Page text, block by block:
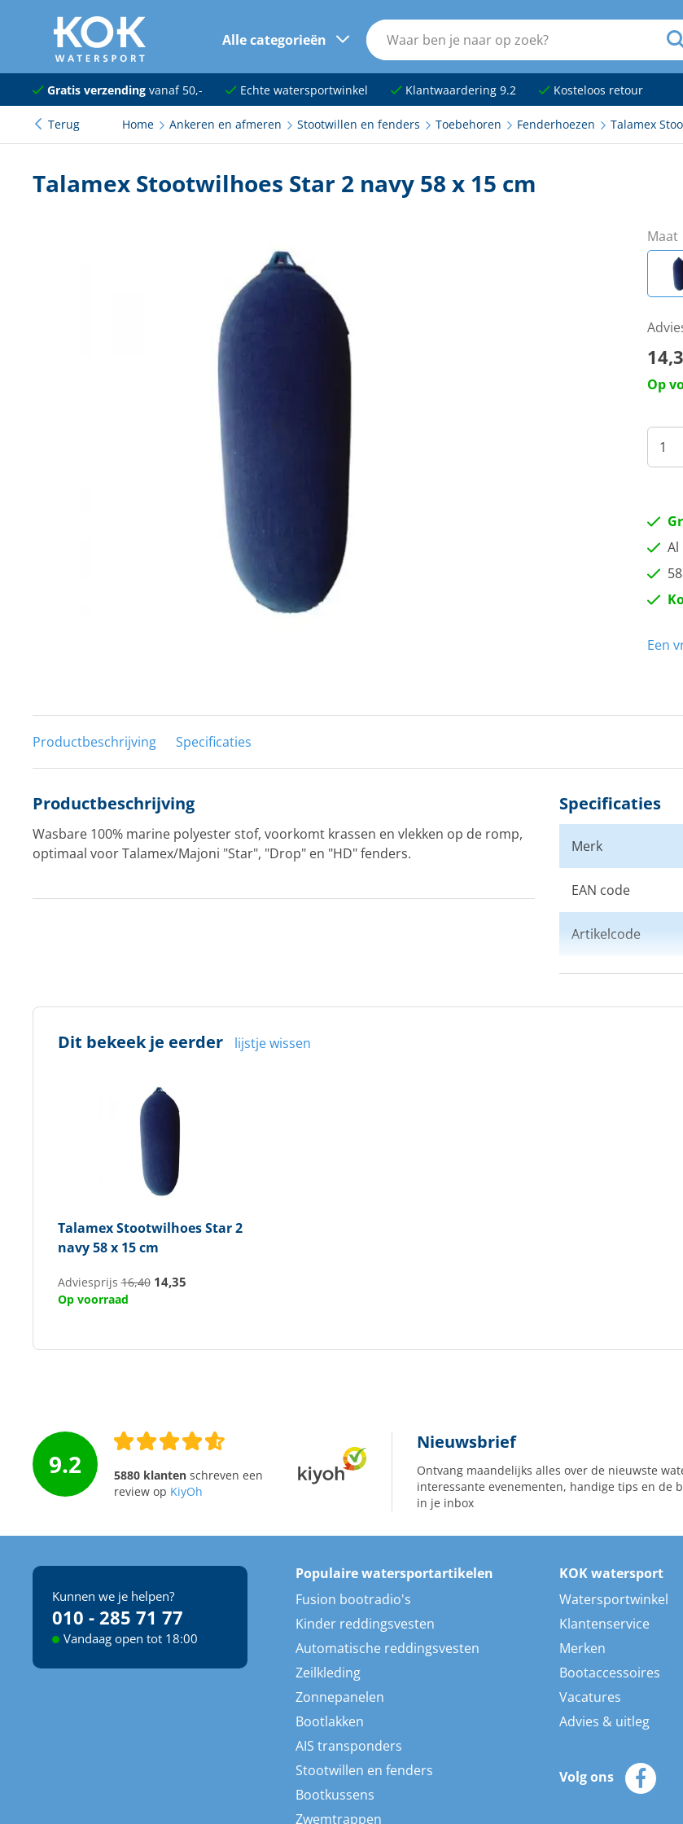
naar hoofdinhoud
Alle categorieën
Navigatie
Dekuitrusting
Boten, toebehoren en fun
Gratis verzendingvanaf 50,- Echte watersportwinkel Klantwaardering 9.2 Kosteloos retour
Terug Home Ankeren en afmeren Stootwillen en fenders Toebehoren Fenderhoezen Talamex
Talamex Stootwilhoes Star 2 navy 58 x 15 cm
Maat
Op
Al
Een
Productbeschrijving Specificaties
Productbeschrijving
Wasbare 100% marine polyester stof, voorkomt krassen en vlekken op de romp,
optimaal voor Talamex/Majoni "Star", "Drop" en "HD" fenders.
Specificaties
Merk
EAN code
Artikelcode
Kleur
Dit bekeek je eerder lijstje wissen
TalamexStootwilhoes Star 2
navy 58 x 15 cm
Adviesprijs16,40 14,35
Op voorraad
9.2 5880 klantenschreven een
review op KiyOh
Nieuwsbrief
Ontvang maandelijks alles over de nieuwste
interessante evenementen, handige tips en de
in je inbox
Kunnen we je helpen?
010 - 285 71 77
Vandaag open tot 18:00
Populaire watersportartikelen
Fusion bootradio's
Kinder reddingsvesten
Automatische reddingsvesten
Zeilkleding
Zonnepanelen
Bootlakken
AIS transponders
Stootwillen en fenders
Bootkussens
Zwemtrappen
KOK watersport
Watersportwinkel
Klantenservice
Merken
Bootaccessoires
Vacatures
Advies & uitleg
Volg ons